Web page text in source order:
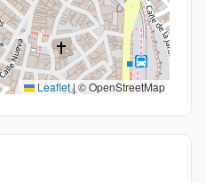
Leaflet| © OpenStreetMap